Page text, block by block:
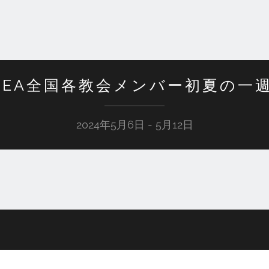
全国各教会メンバー初夏の一
2024年5月6日 - 5月12日